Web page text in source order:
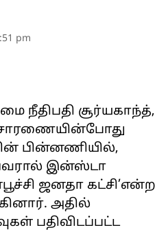
pm
நீதிபதி சூர்யகாந்த்,
பின்னணியில்,
இன்ஸ்டா
ஜனதா கட்சி’என்ற
அதில்
பதிவிடப்பட்ட